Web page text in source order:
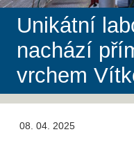
Unikátní
nachází
vrchem
08. 04. 2025